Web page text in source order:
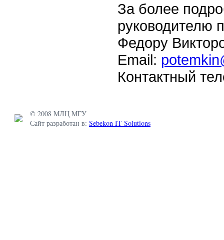
За более
руководителю
Федору
Email:
Контактный
© 2008 МЛЦ МГУ
Сайт разработан в: Sebekon IT Solutions